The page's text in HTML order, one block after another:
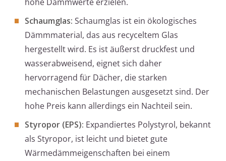
Schaumglas: Schaumglas ist ein ökologisches
Dämmmaterial, das aus recyceltem Glas
hergestellt wird. Es ist äußerst druckfest und
wasserabweisend, eignet sich daher
hervorragend für Dächer, die starken
mechanischen Belastungen ausgesetzt sind. Der
hohe Preis kann allerdings ein Nachteil sein.
Styropor (EPS): Expandiertes Polystyrol, bekannt
als Styropor, ist leicht und bietet gute
Wärmedämmeigenschaften bei einem